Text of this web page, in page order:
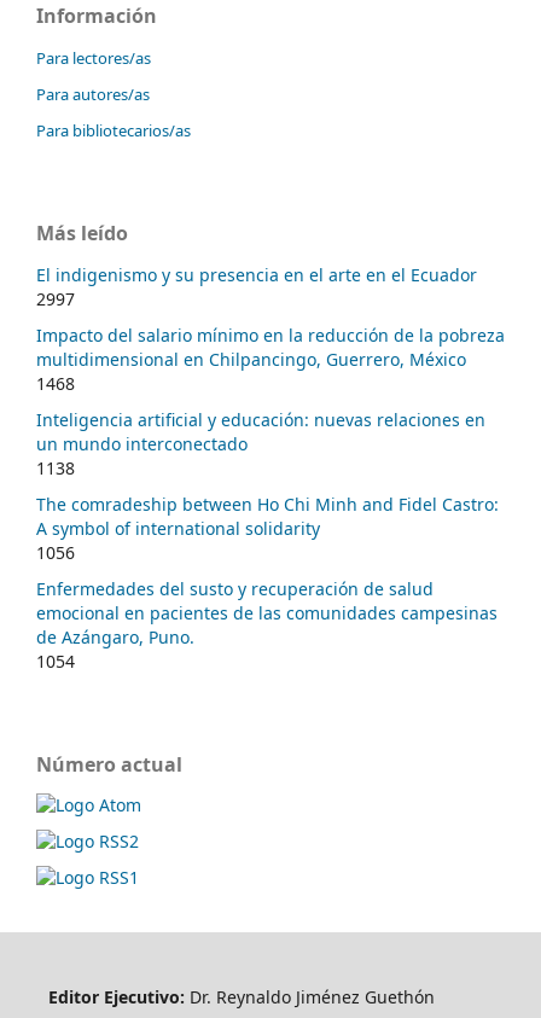
Información
Para lectores/as
Para autores/as
Para bibliotecarios/as
Más leído
El indigenismo y su presencia en el arte en el Ecuador
2997
Impacto del salario mínimo en la reducción de la pobreza
multidimensional en Chilpancingo, Guerrero, México
1468
Inteligencia artificial y educación: nuevas relaciones en
un mundo interconectado
1138
The comradeship between Ho Chi Minh and Fidel Castro:
A symbol of international solidarity
1056
Enfermedades del susto y recuperación de salud
emocional en pacientes de las comunidades campesinas
de Azángaro, Puno.
1054
Número actual
Editor Ejecutivo: Dr. Reynaldo Jiménez Guethón